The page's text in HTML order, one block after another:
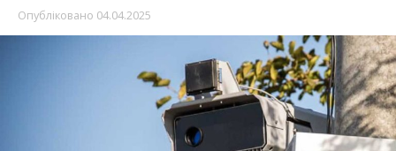
Опубліковано 04.04.2025